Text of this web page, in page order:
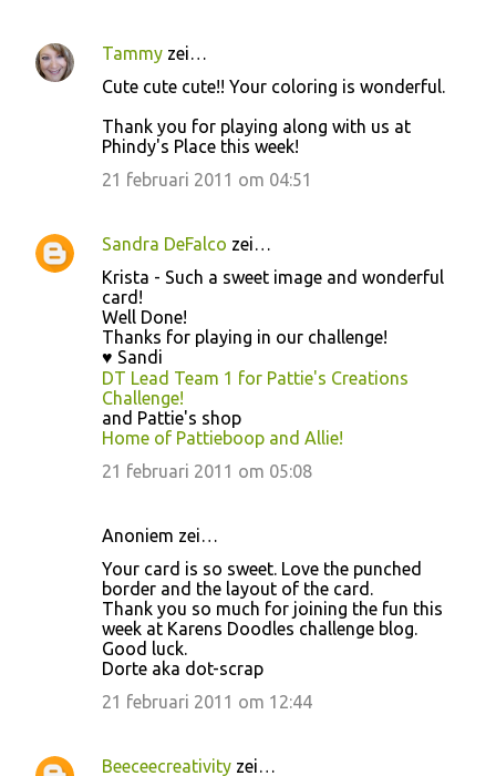
Tammy zei…
Cute cute cute!! Your coloring is wonderful.
Thank you for playing along with us at
Phindy's Place this week!
21 februari 2011 om 04:51
Sandra DeFalco zei…
Krista - Such a sweet image and wonderful
card!
Well Done!
Thanks for playing in our challenge!
♥ Sandi
DT Lead Team 1 for Pattie's Creations
Challenge!
and Pattie's shop
Home of Pattieboop and Allie!
21 februari 2011 om 05:08
Anoniem zei…
Your card is so sweet. Love the punched
border and the layout of the card.
Thank you so much for joining the fun this
week at Karens Doodles challenge blog.
Good luck.
Dorte aka dot-scrap
21 februari 2011 om 12:44
Beeceecreativity zei…